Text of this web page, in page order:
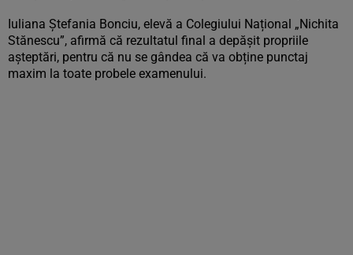
Iuliana Ștefania Bonciu, elevă a Colegiului Național „Nichita
Stănescu”, afirmă că rezultatul final a depășit propriile
așteptări, pentru că nu se gândea că va obține punctaj
maxim la toate probele examenului.